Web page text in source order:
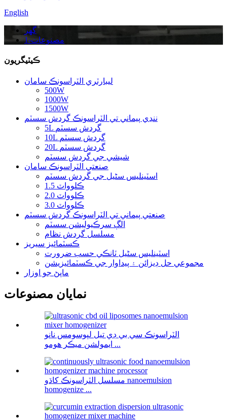
English
گهر
مصنوعات-1
ڪيٽيگريون
ليبارٽري الٽراسونڪ سامان
500W
1000W
1500W
ننڍي پيماني تي الٽراسونڪ گردش سسٽم
5L گردش سسٽم
10L گردش سسٽم
20L گردش سسٽم
شيشي جي گردش سسٽم
صنعتي الٽراسونڪ سامان
اسٽينلیس سٹیل جي گردش سسٽم
1.5 ڪلوواٽ
2.0 ڪلوواٽ
3.0 ڪلوواٽ
صنعتي پيماني تي الٽراسونڪ گردش سسٽم
الڳ سرڪيوليشن سسٽم
مسلسل گردش نظام
ڪسٽمائيز سيريز
اسٽينلیس سٹیل ٽانڪي حسب ضرورت
مجموعي حل ڊيزائن ۽ پيداوار جي ڪسٽمائيزيشن
ماپڻ جو اوزار
نمايان مصنوعات
الٽراسونڪ سي بي ڊي تيل لپوسومس نانو
ايمولشن ميڪر هومو ...
مسلسل الٽراسونڪ کاڌو nanoemulsion
homogenize ...